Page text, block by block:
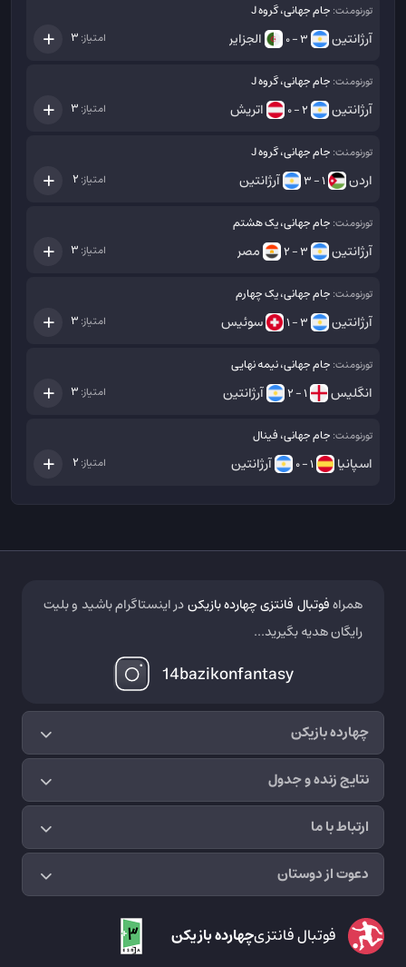
تورنومنت: جام جهانی، گروه J
آرژانتین 3 - 0 الجزایر امتیاز: 3
تورنومنت: جام جهانی، گروه J
آرژانتین 2 - 0 اتریش امتیاز: 3
تورنومنت: جام جهانی، گروه J
اردن 1 - 3 آرژانتین امتیاز: 2
تورنومنت: جام جهانی، یک هشتم
آرژانتین 3 - 2 مصر امتیاز: 3
تورنومنت: جام جهانی، یک چهارم
آرژانتین 3 - 1 سوئیس امتیاز: 3
تورنومنت: جام جهانی، نیمه نهایی
انگلیس 1 - 2 آرژانتین امتیاز: 3
تورنومنت: جام جهانی، فینال
اسپانیا 1 - 0 آرژانتین امتیاز: 2
چهارده بازیکن
نتایج زنده و جدول
ارتباط با ما
دعوت از دوستان
همراهفوتبال فانتزی چهارده بازیکندر اینستاگرام باشید و بلیت
رایگان هدیه بگیرید...
14bazikonfantasy
فوتبال فانتزیچهارده بازیکن